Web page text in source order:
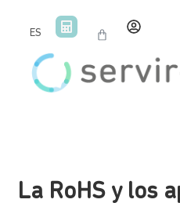
ES
La RoHS y los